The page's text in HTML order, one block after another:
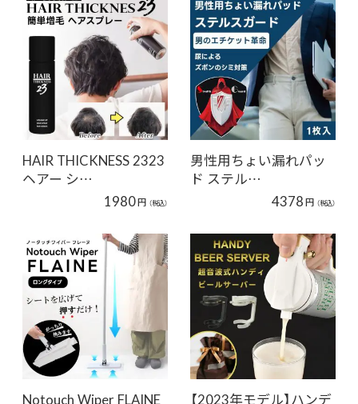
HAIR THICKNESS 2323
ヘアー シ…
1980円 （税込）
男性用ちょい漏れパッ
ド ステル…
4378円 （税込）
Notouch Wiper FLAINE
【2023年モデル】ハンデ